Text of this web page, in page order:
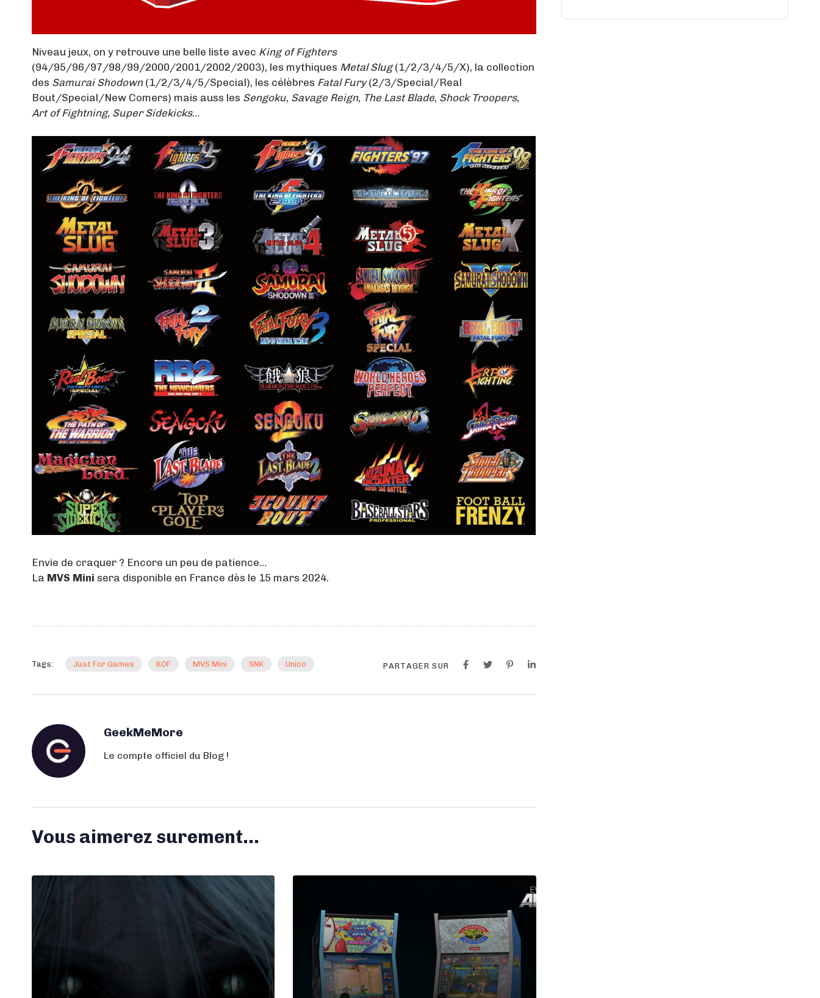
Niveau jeux, on y retrouve une belle liste avec King of Fighters
(94/95/96/97/98/99/2000/2001/2002/2003), les mythiques Metal Slug(1/2/3/4/5/X), la collection
des Samurai Shodown(1/2/3/4/5/Special), les célèbres Fatal Fury(2/3/Special/Real
Bout/Special/New Comers) mais auss les Sengoku, Savage Reign, The Last Blade, Shock Troopers,
Art of Fightning, Super Sidekicks…
Envie de craquer ? Encore un peu de patience…
La MVS Mini sera disponible en France dès le 15 mars 2024.
Tags: Just For Games KOF MVS Mini SNK Unico PARTAGER SUR
GeekMeMore
Le compte officiel du Blog !
Vous aimerez surement...